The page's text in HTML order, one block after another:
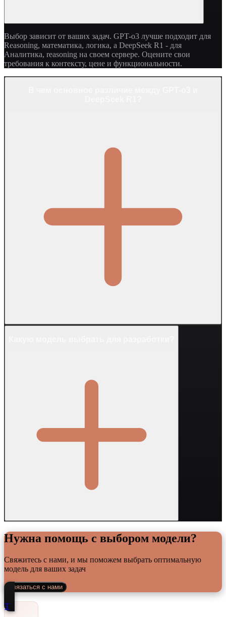
Выбор зависит от ваших задач. GPT-o3 лучше подходит для
Reasoning, математика, логика, а DeepSeek R1 - для
Аналитика, reasoning на своем сервере. Оцените свои
требования к контексту, цене и функциональности.
Нужна помощь с выбором модели?
Свяжитесь с нами, и мы поможем выбрать оптимальную
модель для ваших задач
Связаться с нами
Т